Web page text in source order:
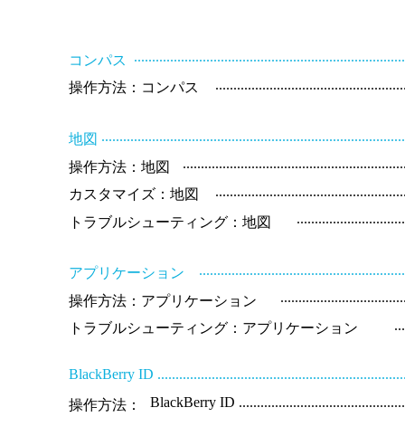
コンパス
操作方法：コンパス
地図
操作方法：地図
カスタマイズ：地図
トラブルシューティング：地図
アプリケーション
操作方法：アプリケーション
トラブルシューティング：アプリケーション
BlackBerry ID
操作方法：
BlackBerry ID